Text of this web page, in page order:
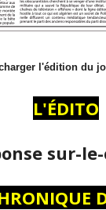
l'édition du
L'ÉDITO
sur-